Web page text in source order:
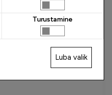
Turustamine
Luba valik